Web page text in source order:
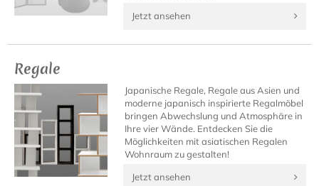
Jetzt ansehen
Regale
Japanische Regale, Regale aus Asien und
moderne japanisch inspirierte Regalmöbel
bringen Abwechslung und Atmosphäre in
Ihre vier Wände. Entdecken Sie die
Möglichkeiten mit asiatischen Regalen
Wohnraum zu gestalten!
Jetzt ansehen